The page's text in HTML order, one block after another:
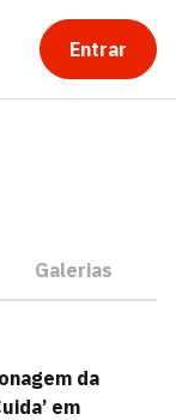
Entrar
Galerias
da
em